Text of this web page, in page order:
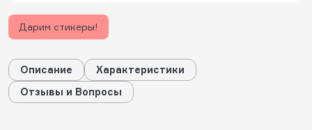
Дарим стикеры!
Описание
Характеристики
Отзывы и Вопросы